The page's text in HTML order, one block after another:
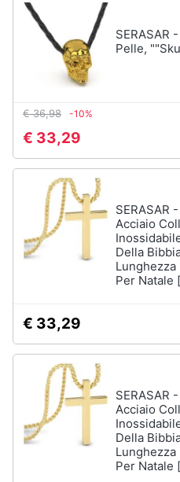
SERASAR
Pelle,
€ 36,98 -10%
€ 33,29
SERASAR
Acciaio
Della
Per Natale
€ 33,29
SERASAR
Acciaio
Della
Per Natale